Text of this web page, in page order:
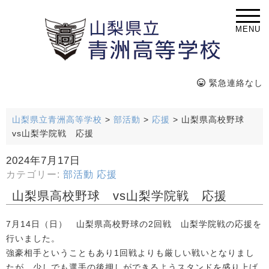
MENU
緊急連絡なし
山梨県立青洲高等学校 > 部活動 > 応援 > 山梨県高校野球
vs山梨学院戦 応援
2024年7月17日
カテゴリー: 部活動 応援
山梨県高校野球 vs山梨学院戦 応援
7月14日（日） 山梨県高校野球の2回戦 山梨学院戦の応援を
行いました。
強豪相手ということもあり1回戦よりも厳しい戦いとなりまし